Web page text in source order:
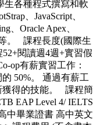
生各種程式撰寫和軟
、JavaScript、
、Oracle Apex、
等。 課程長度(國際生
閱讀週4週+實習假
op有薪實習工作：
50%。 通過有薪工
獲得的技能。 課程簡
EAP Level 4/ IELTS
中畢業證書 高中英文